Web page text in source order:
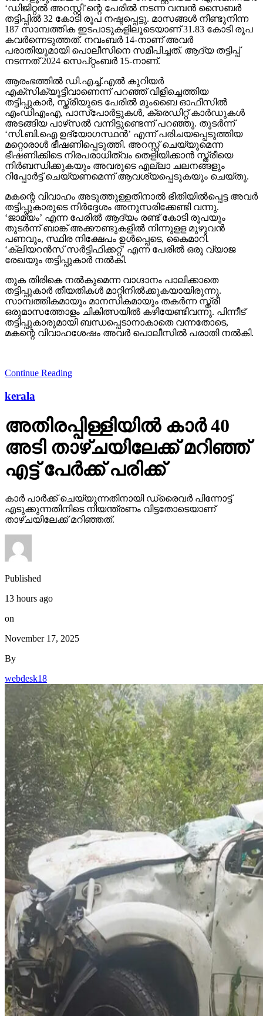
‘ഡിജിറ്റല്‍ അറസ്റ്റി’ന്റെ പേരില്‍ നടന്ന വമ്പന്‍ സൈബര്‍
തട്ടിപ്പില്‍ 32 കോടി രൂപ നഷ്ടപ്പെട്ടു. മാസങ്ങള്‍ നീണ്ടുനിന്ന
187 സാമ്പത്തിക ഇടപാടുകളിലൂടെയാണ് 31.83 കോടി രൂപ
കവര്‍ന്നെടുത്തത്. നവംബര്‍ 14-നാണ് അവര്‍
പരാതിയുമായി പൊലീസിനെ സമീപിച്ചത്. ആദ്യ തട്ടിപ്പ്
നടന്നത് 2024 സെപ്റ്റംബര്‍ 15-നാണ്.
ആരംഭത്തില്‍ ഡി.എച്ച്.എല്‍ കുറിയര്‍
എക്‌സിക്യൂട്ടീവാണെന്ന് പറഞ്ഞ് വിളിച്ചെത്തിയ
തട്ടിപ്പുകാര്‍, സ്ത്രീയുടെ പേരില്‍ മുംബൈ ഓഫീസില്‍
എംഡിഎംഎ, പാസ്പോര്‍ട്ടുകള്‍, ക്രെഡിറ്റ് കാര്‍ഡുകള്‍
അടങ്ങിയ പാഴ്‌സല്‍ വന്നിട്ടുണ്ടെന്ന് പറഞ്ഞു. തുടര്‍ന്ന്
‘സി.ബി.ഐ ഉദ്യോഗസ്ഥന്‍’ എന്ന് പരിചയപ്പെടുത്തിയ
മറ്റൊരാള്‍ ഭീഷണിപ്പെടുത്തി. അറസ്റ്റ് ചെയ്യുമെന്ന
ഭീഷണിക്കിടെ നിരപരാധിത്വം തെളിയിക്കാന്‍ സ്ത്രീയെ
നിര്‍ബന്ധിക്കുകയും അവരുടെ എല്ലാ ചലനങ്ങളും
റിപ്പോര്‍ട്ട് ചെയ്യണമെന്ന് ആവശ്യപ്പെടുകയും ചെയ്തു.
മകന്റെ വിവാഹം അടുത്തുള്ളതിനാല്‍ ഭീതിയില്‍പ്പെട്ട അവര്‍
തട്ടിപ്പുകാരുടെ നിര്‍ദ്ദേശം അനുസരിക്കേണ്ടി വന്നു.
‘ജാമ്യം’ എന്ന പേരില്‍ ആദ്യം രണ്ട് കോടി രൂപയും
തുടര്‍ന്ന് ബാങ്ക് അക്കൗണ്ടുകളില്‍ നിന്നുളള മുഴുവന്‍
പണവും, സ്ഥിര നിക്ഷേപം ഉള്‍പ്പെടെ, കൈമാറി.
‘ക്ലിയറന്‍സ് സര്‍ട്ടിഫിക്കറ്റ്’ എന്ന പേരില്‍ ഒരു വ്യാജ
രേഖയും തട്ടിപ്പുകാര്‍ നല്‍കി.
തുക തിരികെ നല്‍കുമെന്ന വാഗ്ദാനം പാലിക്കാതെ
തട്ടിപ്പുകാര്‍ തീയതികള്‍ മാറ്റിനില്‍ക്കുകയായിരുന്നു.
സാമ്പത്തികമായും മാനസികമായും തകര്‍ന്ന സ്ത്രീ
ഒരുമാസത്തോളം ചികിത്സയില്‍ കഴിയേണ്ടിവന്നു. പിന്നീട്
തട്ടിപ്പുകാരുമായി ബന്ധപ്പെടാനാകാതെ വന്നതോടെ,
മകന്റെ വിവാഹശേഷം അവര്‍ പൊലീസില്‍ പരാതി നല്‍കി.
Continue Reading
kerala
അതിരപ്പിള്ളിയില്‍ കാര്‍ 40
അടി താഴ്ചയിലേക്ക് മറിഞ്ഞ്
എട്ട് പേര്‍ക്ക് പരിക്ക്
കാര്‍ പാര്‍ക്ക് ചെയ്യുന്നതിനായി ഡ്രൈവര്‍ പിന്നോട്ട്
എടുക്കുന്നതിനിടെ നിയന്ത്രണം വിട്ടതോടെയാണ്
താഴ്ചയിലേക്ക് മറിഞ്ഞത്.
Published
13 hours ago
on
November 17, 2025
By
webdesk18